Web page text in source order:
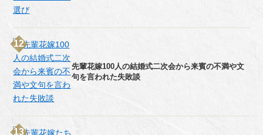
先輩花嫁100人の結婚式二次会から来賓の不満や文
句を言われた失敗談